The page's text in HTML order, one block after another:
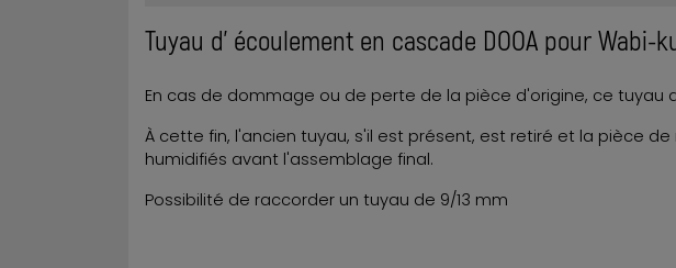
Tuyau d' écoulement en cascade DOOA pour Wabi-
En cas de dommage ou de perte de la pièce d'origine, ce
À cette fin, l'ancien tuyau, s'il est présent, est retiré et la pièce
humidifiés avant l'assemblage final.
Possibilité de raccorder un tuyau de 9/13 mm